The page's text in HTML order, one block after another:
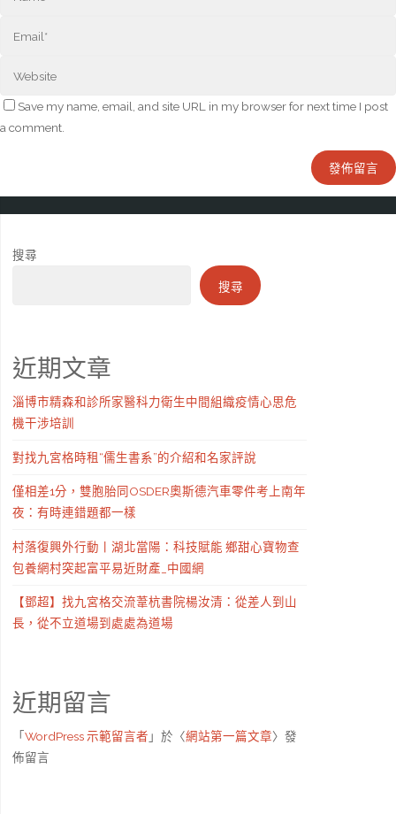
Save my name, email, and site URL in my browser for next time I post
a comment.
搜尋
搜尋
近期文章
淄博市精森和診所家醫科力衛生中間組織疫情心思危
機干涉培訓
對找九宮格時租“儒生書系”的介紹和名家評說
僅相差1分，雙胞胎同OSDER奧斯德汽車零件考上南年
夜：有時連錯題都一樣
村落復興外行動丨湖北當陽：科技賦能 鄉甜心寶物查
包養網村突起富平易近財產_中國網
【鄧超】找九宮格交流葦杭書院楊汝清：從差人到山
長，從不立道場到處處為道場
近期留言
「WordPress 示範留言者 」於〈網站第一篇文章〉發
佈留言